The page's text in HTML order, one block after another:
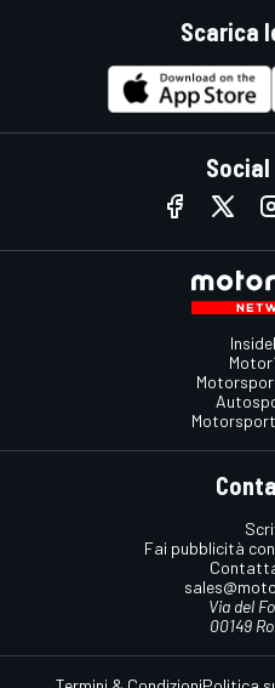
Scarica
Social
Fai pubblicità
Via del
00149